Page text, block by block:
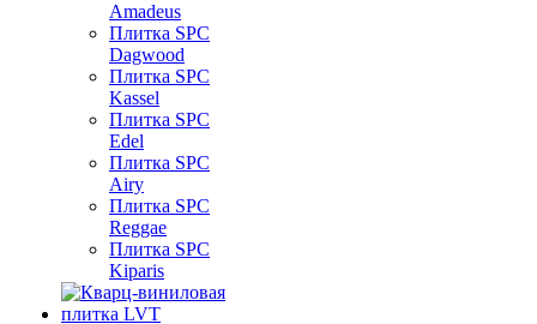
Amadeus
Плитка SPC
Dagwood
Плитка SPC
Kassel
Плитка SPC
Edel
Плитка SPC
Airy
Плитка SPC
Reggae
Плитка SPC
Kiparis